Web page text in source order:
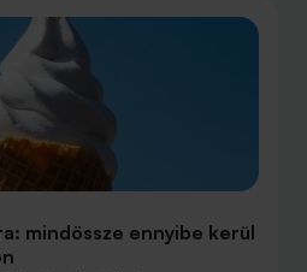
biztosan találkozol.
mindössze ennyibe kerül